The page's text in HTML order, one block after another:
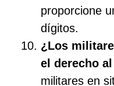
proporcione
dígitos.
¿Los
el derecho al
militares en